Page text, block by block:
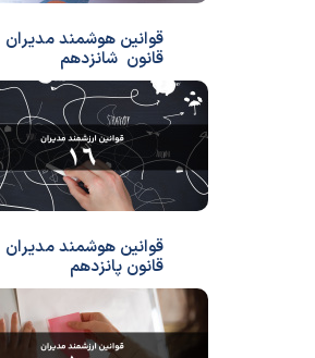
قوانین هوشمند مدیران
قانون شانزدهم
قوانین هوشمند مدیران
قانون پانزدهم